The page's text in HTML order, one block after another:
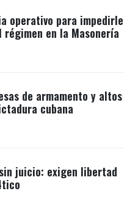
operativo para impedirle
en la Masonería
de armamento y altos
cubana
juicio: exigen libertad